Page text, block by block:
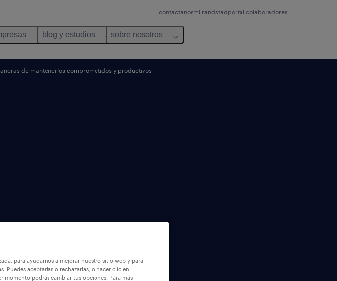
contactanosmi randstadportal colaboradores
blog y estudios sobre nosotros
de mantenerlos comprometidos y productivos
para ayudarnos a mejorar nuestro sitio web y para
Puedes aceptarlas o rechazarlas, o hacer clic en
momento podrás cambiar tus opciones. Para más